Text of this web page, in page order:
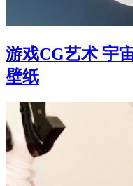
游戏CG艺术 宇
壁纸